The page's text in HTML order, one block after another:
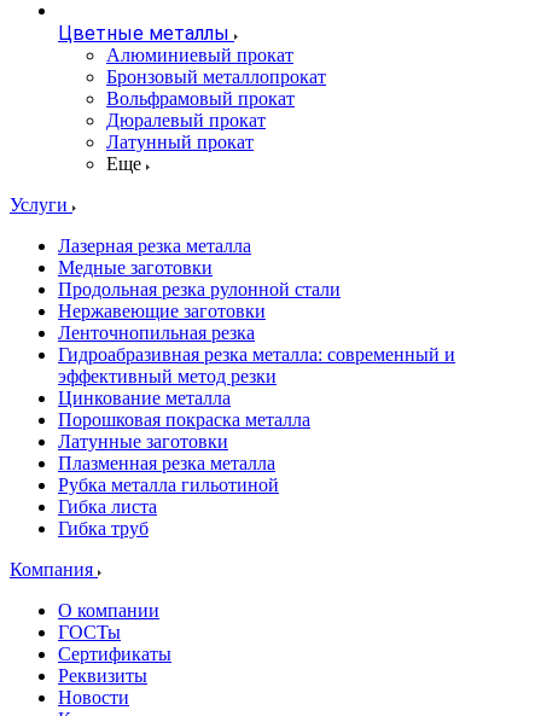
Цветные металлы
Алюминиевый прокат
Бронзовый металлопрокат
Вольфрамовый прокат
Дюралевый прокат
Латунный прокат
Еще
Услуги
Лазерная резка металла
Медные заготовки
Продольная резка рулонной стали
Нержавеющие заготовки
Ленточнопильная резка
Гидроабразивная резка металла: современный и
эффективный метод резки
Цинкование металла
Порошковая покраска металла
Латунные заготовки
Плазменная резка металла
Рубка металла гильотиной
Гибка листа
Гибка труб
Компания
О компании
ГОСТы
Сертификаты
Реквизиты
Новости